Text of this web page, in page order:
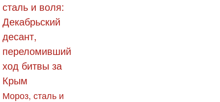
Мороз, сталь и